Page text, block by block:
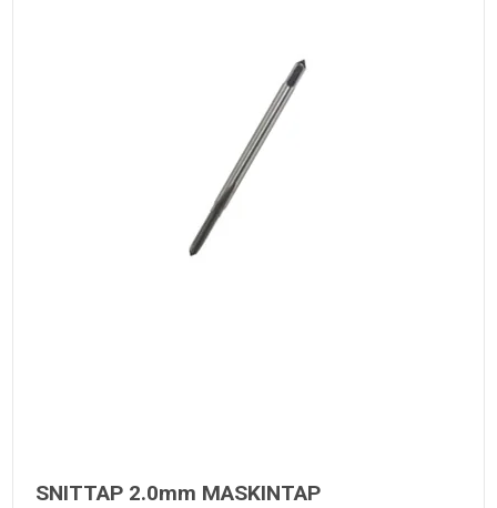
SNITTAP 2.0mm MASKINTAP